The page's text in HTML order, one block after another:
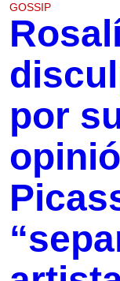
GOSSIP
por